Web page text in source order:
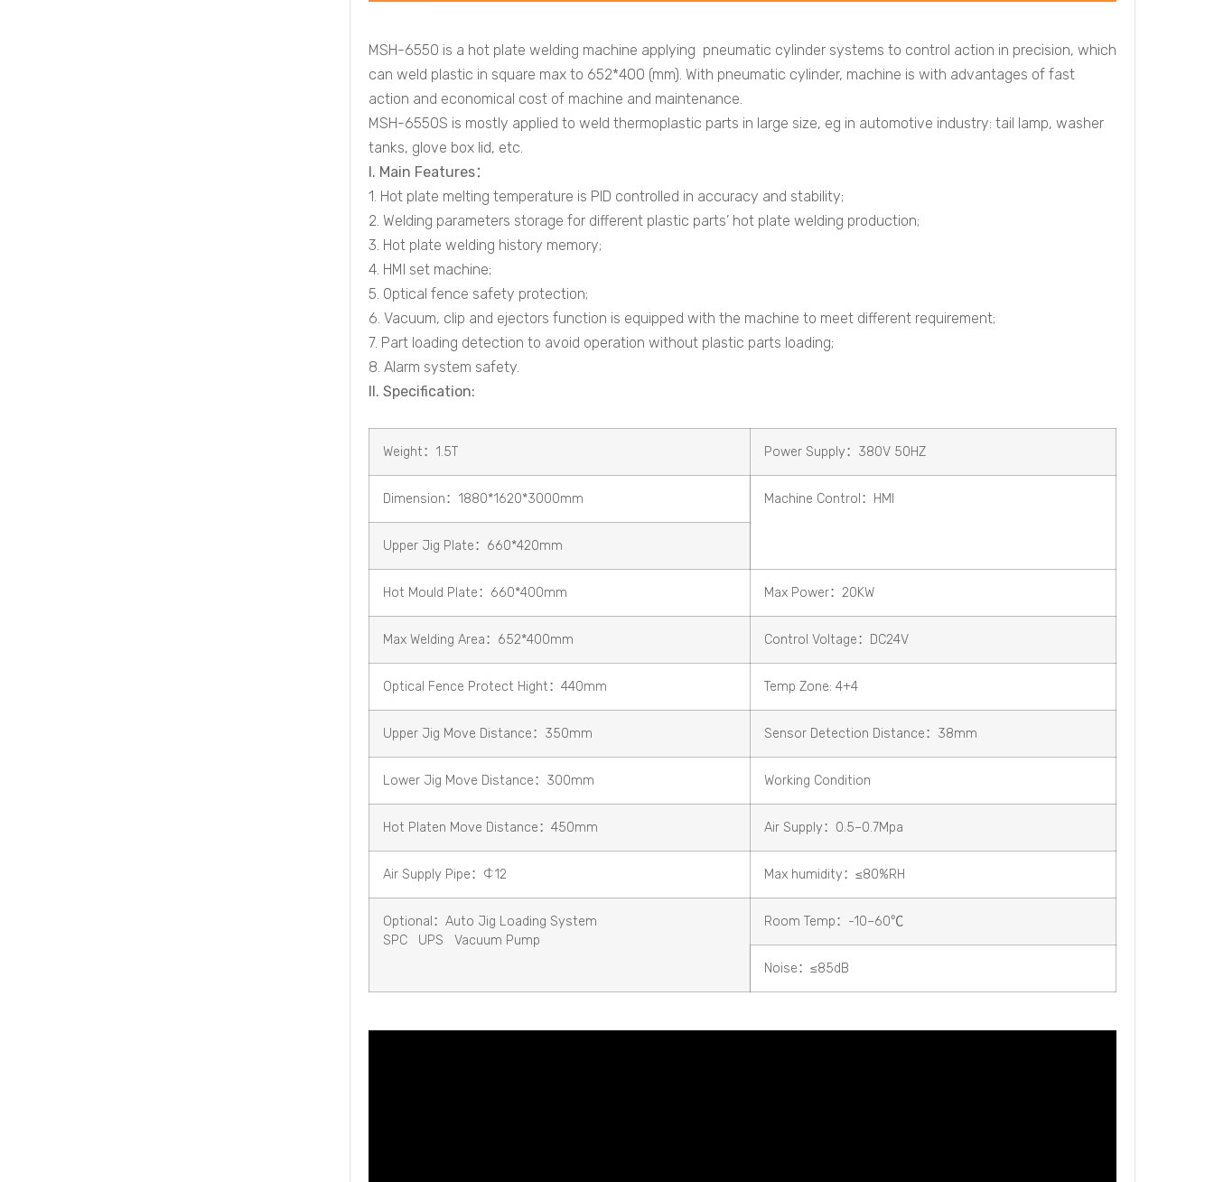
MSH-6550 is a hot plate welding machine applying pneumatic cylinder systems to control action in precision, which
can weld plastic in square max to 652*400 (mm). With pneumatic cylinder, machine is with advantages of fast
action and economical cost of machine and maintenance.
MSH-6550S is mostly applied to weld thermoplastic parts in large size, eg in automotive industry: tail lamp, washer
tanks, glove box lid, etc.
I. Main Features：
1. Hot plate melting temperature is PID controlled in accuracy and stability;
2. Welding parameters storage for different plastic parts’ hot plate welding production;
3. Hot plate welding history memory;
4. HMI set machine;
5. Optical fence safety protection;
6. Vacuum, clip and ejectors function is equipped with the machine to meet different requirement;
7. Part loading detection to avoid operation without plastic parts loading;
8. Alarm system safety.
II. Specification:
Weight：1.5T Power Supply：380V 50HZ
Dimension：1880*1620*3000mm Machine Control：HMI
Upper Jig Plate：660*420mm
Hot Mould Plate：660*400mm Max Power：20KW
Max Welding Area：652*400mm Control Voltage：DC24V
Optical Fence Protect Hight：440mm Temp Zone: 4+4
Upper Jig Move Distance：350mm Sensor Detection Distance：38mm
Lower Jig Move Distance：300mm Working Condition
Hot Platen Move Distance：450mm Air Supply：0.5–0.7Mpa
Air Supply Pipe：Ф12 Max humidity：≤80%RH
Optional：Auto Jig Loading System
SPC UPS Vacuum Pump
Room Temp：-10–60℃
Noise：≤85dB